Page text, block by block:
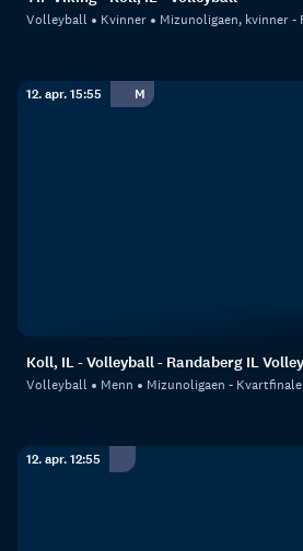
Volleyball Kvinner Mizunoligaen, kvinner -
12. apr. 15:55 M
Koll, IL - Volleyball - Randaberg IL
Volleyball Menn Mizunoligaen -
12. apr. 12:55